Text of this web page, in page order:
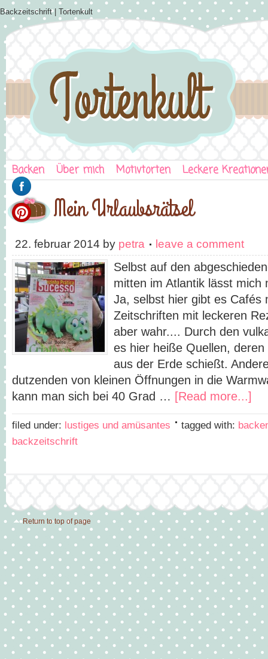
Backzeitschrift | Tortenkult
Backen Über mich Motivtorten Leckere
Mein Urlaubsrätsel
22. februar 2014 by petra leave a comment
Selbst auf den
mitten im Atlantik lässt mich
Ja, selbst hier gibt es Cafés
Zeitschriften mit leckeren
aber wahr.... Durch den
es hier heiße Quellen,
aus der Erde schießt.
dutzenden von kleinen Öffnungen in die
kann man sich bei 40 Grad … [Read more...]
filed under: lustiges und amüsantes tagged with:
backzeitschrift
Return to top of page